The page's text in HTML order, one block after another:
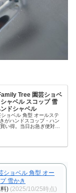
Tree 園芸ショベ
ャベル スコップ 雪
ドシャベル
ョベル 角型 オールステ
がハンドスコップ・ハン
い得。当日お急ぎ便対象
ショベル 角型 オー
雪かき
) (2025/10/25時点)